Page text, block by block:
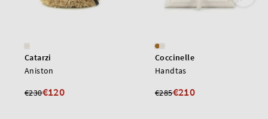
Catarzi
Aniston
€230€120
Coccinelle
Handtas
€285€210